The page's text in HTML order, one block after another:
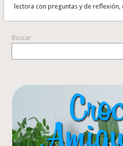
lectora con preguntas y de
Buscar